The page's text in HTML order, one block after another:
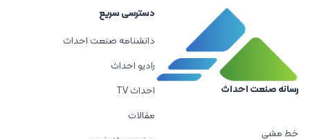
رسانه صنعت احداث
خط مشی
دسترسی سریع
دانشنامه صنعت احداث
رادیو احداث
احداث TV
مقالات